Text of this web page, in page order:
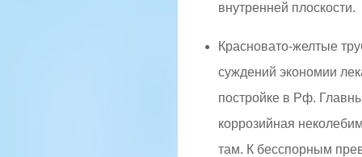
внутренней плоскости.
Красновато-желтые
суждений экономии
постройке в Рф.
коррозийная
там. К бесспорным